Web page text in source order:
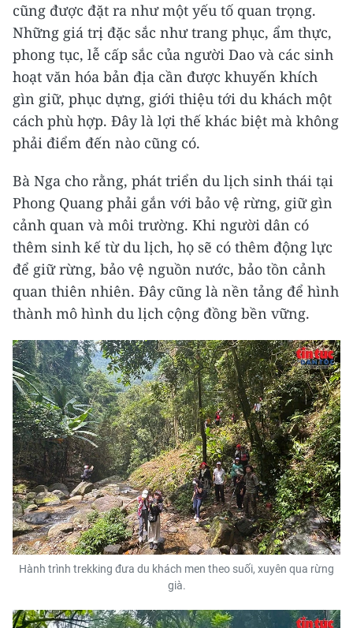
cũng được đặt ra như một yếu tố quan trọng.
Những giá trị đặc sắc như trang phục, ẩm thực,
phong tục, lễ cấp sắc của người Dao và các sinh
hoạt văn hóa bản địa cần được khuyến khích
gìn giữ, phục dựng, giới thiệu tới du khách một
cách phù hợp. Đây là lợi thế khác biệt mà không
phải điểm đến nào cũng có.
Bà Nga cho rằng, phát triển du lịch sinh thái tại
Phong Quang phải gắn với bảo vệ rừng, giữ gìn
cảnh quan và môi trường. Khi người dân có
thêm sinh kế từ du lịch, họ sẽ có thêm động lực
để giữ rừng, bảo vệ nguồn nước, bảo tồn cảnh
quan thiên nhiên. Đây cũng là nền tảng để hình
thành mô hình du lịch cộng đồng bền vững.
Hành trình trekking đưa du khách men theo suối, xuyên qua rừng
già.